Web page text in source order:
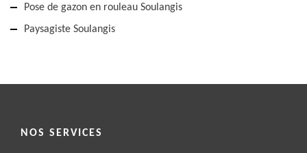
Pose de gazon en rouleau Soulangis
Paysagiste Soulangis
NOS SERVICES